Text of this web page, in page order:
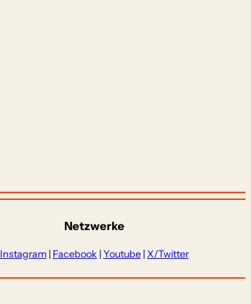
Netzwerke
Instagram| Facebook|Youtube|X/Twitter